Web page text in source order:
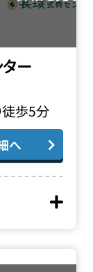
ー
徒歩5分
へ